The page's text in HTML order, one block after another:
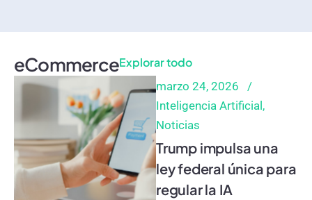
eCommerceExplorar todo
marzo 24, 2026
Inteligencia Artificial
Noticias
Trump impulsa una
ley federal única para
regular la IA